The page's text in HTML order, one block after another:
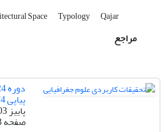
Space Typology Qajar
مراجع
پیاپی 74
پاییز 1403
صفحه